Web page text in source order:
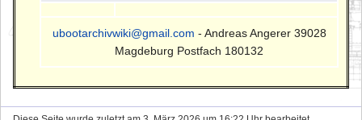
ubootarchivwiki@gmail.com - Andreas Angerer 39028
Magdeburg Postfach 180132